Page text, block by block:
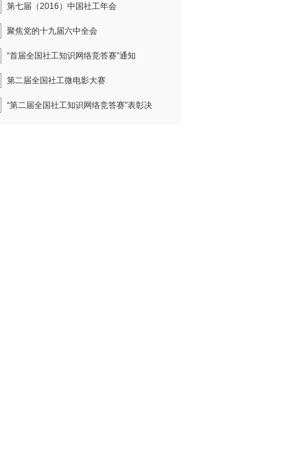
第七届（2016）中国社工年会
聚焦党的十九届六中全会
“首届全国社工知识网络竞答赛”通知
第二届全国社工微电影大赛
“第二届全国社工知识网络竞答赛”表彰决